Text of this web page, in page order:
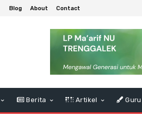
Blog About Contact
Berita Artikel Guru